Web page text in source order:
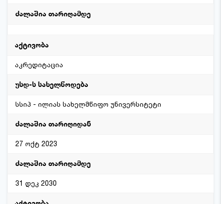
აკრედიტაცია
სსიპ - ილიას სახელმწიფო უნივერსიტეტი
27 ოქტ 2023
31 დეკ 2030